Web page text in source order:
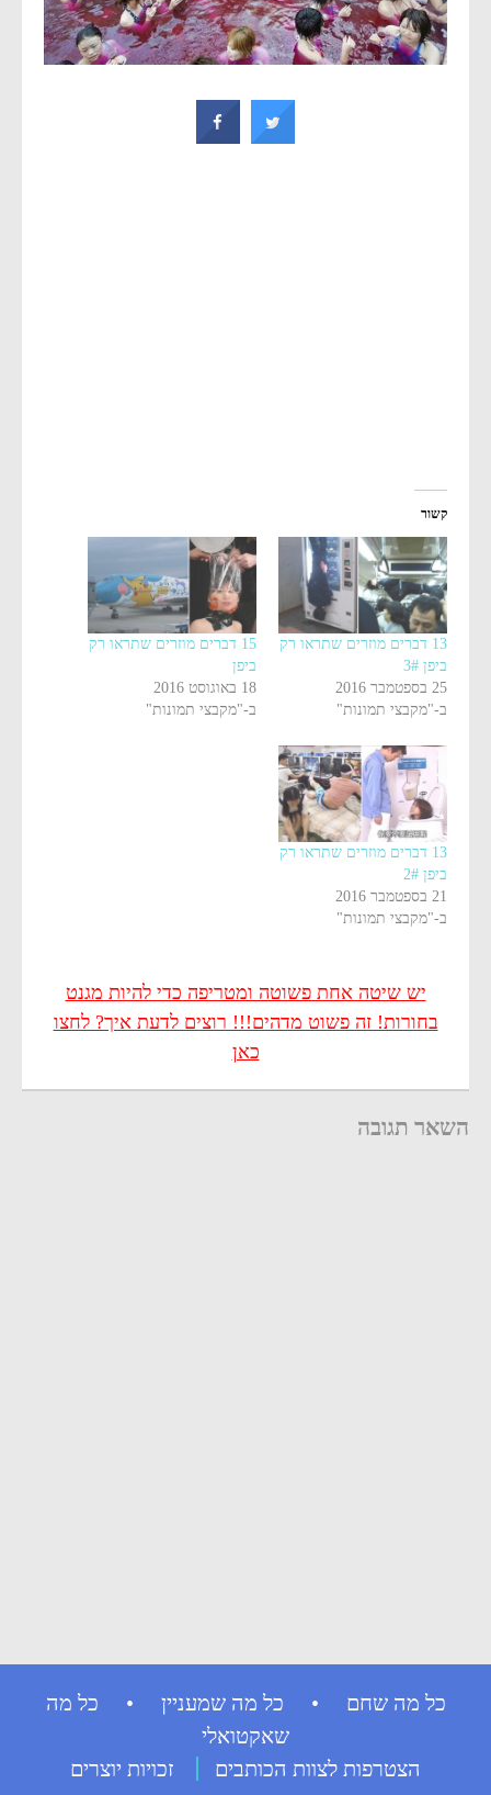
קשור
13 דברים מוזרים שתראו רק
ביפן 3#
25 בספטמבר 2016
ב-"מקבצי תמונות"
15 דברים מוזרים שתראו רק
ביפן
18 באוגוסט 2016
ב-"מקבצי תמונות"
13 דברים מוזרים שתראו רק
ביפן 2#
21 בספטמבר 2016
ב-"מקבצי תמונות"
יש שיטה אחת פשוטה ומטריפה כדי להיות מגנט
בחורות! זה פשוט מדהים!!! רוצים לדעת איך? לחצו
כאן
השאר תגובה
כל מה שחם • כל מה שמעניין • כל מה
שאקטואלי
הצטרפות לצוות הכותבים
זכויות יוצרים